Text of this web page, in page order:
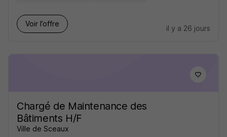
Voir l’offre
il y a 26 jours
Chargé de Maintenance des
Bâtiments H/F
Ville de Sceaux